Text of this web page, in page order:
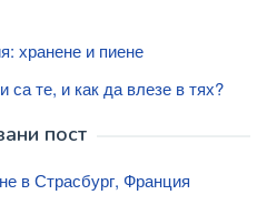
хранене и пиене
те, и как да влезе в тях?
пост
в Страсбург, Франция